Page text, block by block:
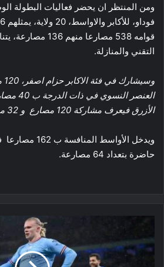
ومن المنتظر ان يحضر فعاليات البطولة
قوامه 538 مصارعا
التقني والمنازلة.
العنصر
الأزرق فيعرف مشاركة 120 مصارع و 32 مصارعة.
ويدخل الأواسط
حاضرة بتعداد 64 مصارعة.
لهالاند